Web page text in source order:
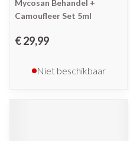
Mycosan Behandel +
Camoufleer Set 5ml
€ 29,99
Niet beschikbaar